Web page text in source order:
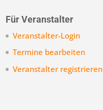
Für Veranstalter
Veranstalter-Login
Termine bearbeiten
Veranstalter registrieren